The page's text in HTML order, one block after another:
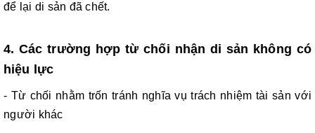
để lại di sản đã chết.
4. Các trường hợp từ chối nhận di sản không có
hiệu lực
- Từ chối nhằm trốn tránh nghĩa vụ trách nhiệm tài sản với
người khác